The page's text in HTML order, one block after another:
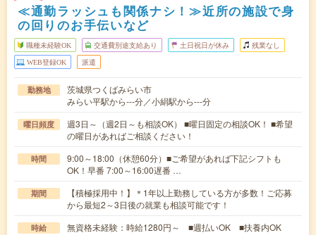
≪通勤ラッシュも関係ナシ！≫近所の施設で身
の回りのお手伝いなど
職種未経験OK 交通費別途支給あり 土日祝日が休み 残業なし
WEB登録OK 派遣
勤務地
茨城県つくばみらい市
みらい平駅から---分／小絹駅から---分
曜日頻度
週3日～（週2日～も相談OK） ■曜日固定の相談OK！ ■希望
の曜日があればご相談ください！
時間
9:00～18:00（休憩60分）■ご希望があれば下記シフトも
OK！早番 7:00～16:00遅番 …
期間
【積極採用中！】＊1年以上勤務している方が多数！ご応募
から最短2～3日後の就業も相談可能です！
時給 無資格未経験：時給1280円～ ■週払いOK ■扶養内OK